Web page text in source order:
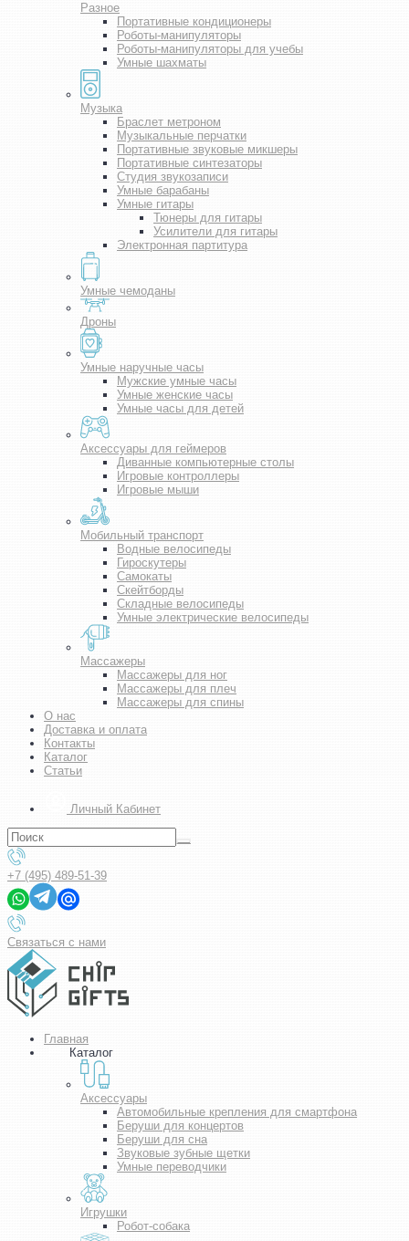
Разное
Портативные кондиционеры
Роботы-манипуляторы
Роботы-манипуляторы для учебы
Умные шахматы
Музыка
Браслет метроном
Музыкальные перчатки
Портативные звуковые микшеры
Портативные синтезаторы
Студия звукозаписи
Умные барабаны
Умные гитары
Тюнеры для гитары
Усилители для гитары
Электронная партитура
Умные чемоданы
Дроны
Умные наручные часы
Мужские умные часы
Умные женские часы
Умные часы для детей
Аксессуары для геймеров
Диванные компьютерные столы
Игровые контроллеры
Игровые мыши
Мобильный транспорт
Водные велосипеды
Гироскутеры
Самокаты
Скейтборды
Складные велосипеды
Умные электрические велосипеды
Массажеры
Массажеры для ног
Массажеры для плеч
Массажеры для спины
О нас
Доставка и оплата
Контакты
Каталог
Статьи
Личный Кабинет
+7 (495) 489-51-39
Связаться с нами
Главная
Каталог
Аксессуары
Автомобильные крепления для смартфона
Беруши для концертов
Беруши для сна
Звуковые зубные щетки
Умные переводчики
Игрушки
Робот-собака